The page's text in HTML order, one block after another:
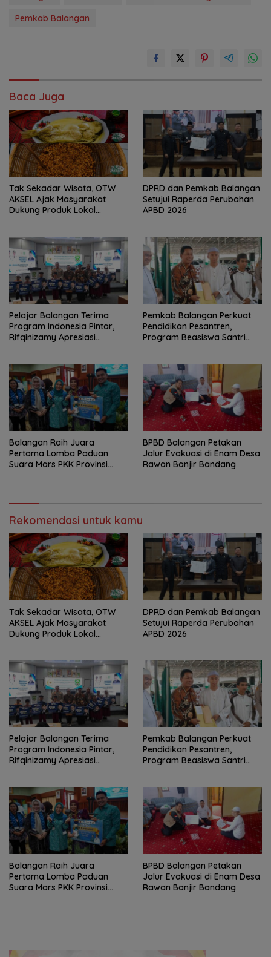
Pemkab Balangan
Baca Juga
Tak Sekadar Wisata, OTW
AKSEL Ajak Masyarakat
Dukung Produk Lokal
DPRD dan Pemkab Balangan
Setujui Raperda Perubahan
APBD 2026
Pelajar Balangan Terima
Program Indonesia Pintar,
Rifqinizamy Apresiasi
Pemkab Balangan Perkuat
Pendidikan Pesantren,
Program Beasiswa Santri
Balangan Raih Juara
Pertama Lomba Paduan
Suara Mars PKK Provinsi
BPBD Balangan Petakan
Jalur Evakuasi di Enam Desa
Rawan Banjir Bandang
Rekomendasi untuk kamu
Tak Sekadar Wisata, OTW
AKSEL Ajak Masyarakat
Dukung Produk Lokal
DPRD dan Pemkab Balangan
Setujui Raperda Perubahan
APBD 2026
Pelajar Balangan Terima
Program Indonesia Pintar,
Rifqinizamy Apresiasi
Pemkab Balangan Perkuat
Pendidikan Pesantren,
Program Beasiswa Santri
Balangan Raih Juara
Pertama Lomba Paduan
Suara Mars PKK Provinsi
BPBD Balangan Petakan
Jalur Evakuasi di Enam Desa
Rawan Banjir Bandang